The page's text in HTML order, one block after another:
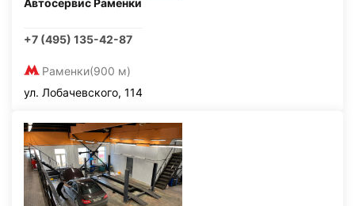
Автосервис Раменки
+7 (495) 135-42-87
Раменки(900 м)
ул. Лобачевского, 114